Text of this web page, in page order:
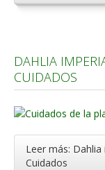
Hemisferio Sur
Animales
Hongos
Flores y Plantas
DAHLIA
CUIDADOS
Leer más:
Cuidados